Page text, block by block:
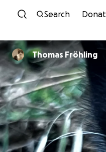
Skip
Search
Thomas Fröhling